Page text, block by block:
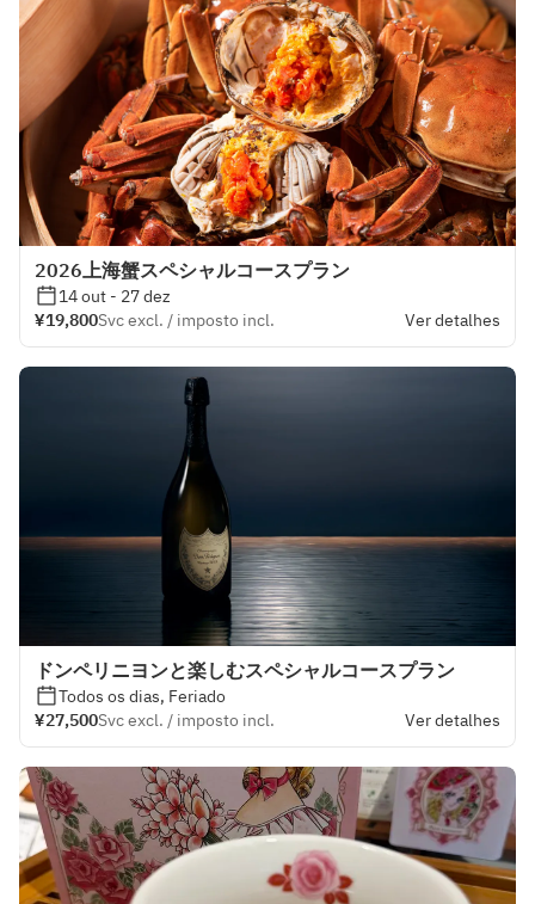
2026上海蟹スペシャルコースプラン
14 out - 27 dez
¥19,800Svc excl. / imposto incl. Ver detalhes
ドンペリニヨンと楽しむスペシャルコースプラン
Todos os dias, Feriado
¥27,500Svc excl. / imposto incl. Ver detalhes